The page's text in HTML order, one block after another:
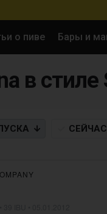
о пиве Бары и
в стиле
СЕЙЧАС